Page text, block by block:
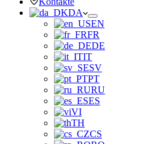
DA
EN
FR
DE
IT
SV
PT
RU
ES
VI
TH
CS